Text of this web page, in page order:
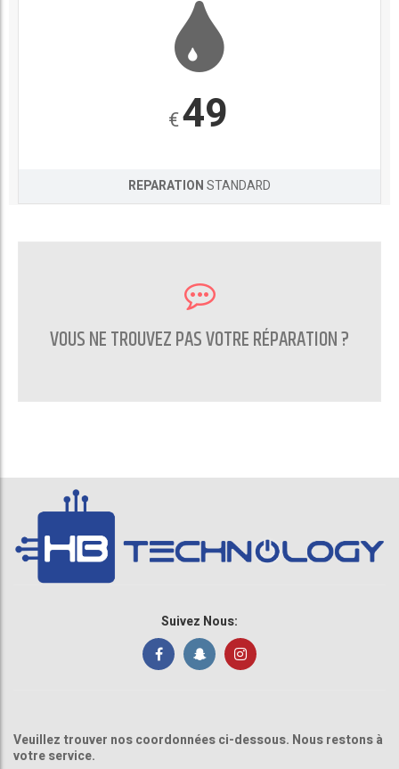
€49
REPARATIONSTANDARD
VOUS NE TROUVEZ PAS VOTRE RÉPARATION ?
CONTACTEZ NOUS
Suivez Nous:
Veuillez trouver nos coordonnées ci-dessous. Nous restons à
votre service.